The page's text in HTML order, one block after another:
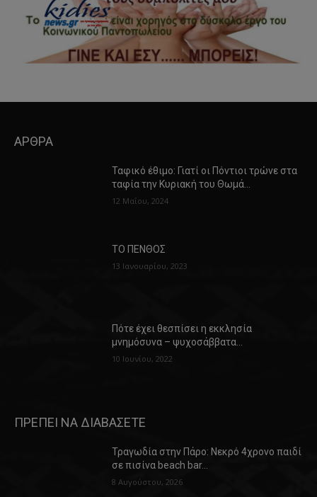
ΑΡΘΡΑ
Ταφικό έθιμο: Γιατί οι Πόντιοι τρώνε στα
ταφία την Κυριακή του Θωμά…
12 Μαΐου, 2024
ΤΟ ΠΕΝΘΟΣ
13 Ιανουαρίου, 2023
Πότε έχει θεσπίσει η εκκλησία
μνημόσυνα – ψυχοσάββατα…
10 Ιουνίου, 2022
ΠΡΕΠΕΙ ΝΑ ΔΙΑΒΑΣΕΤΕ
Τραγωδία στην Πάρο: Νεκρό 4χρονο παιδί
σε πισίνα beach bar…
8 Αυγούστου, 2026